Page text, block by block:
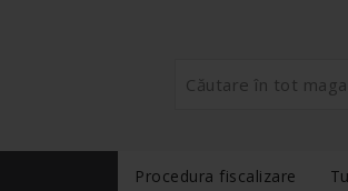
Procedura fiscalizare